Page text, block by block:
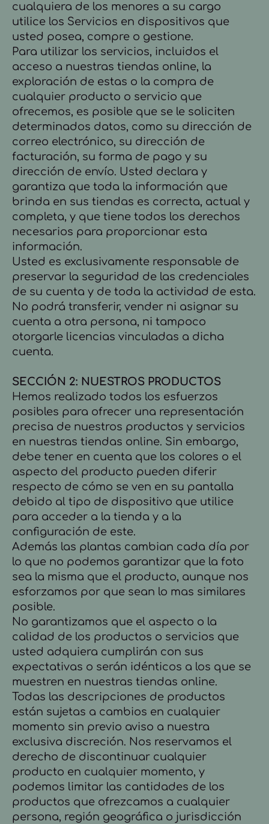
cualquiera de los menores a su cargo
utilice los Servicios en dispositivos que
usted posea, compre o gestione.
Para utilizar los servicios, incluidos el
acceso a nuestras tiendas online, la
exploración de estas o la compra de
cualquier producto o servicio que
ofrecemos, es posible que se le soliciten
determinados datos, como su dirección de
correo electrónico, su dirección de
facturación, su forma de pago y su
dirección de envío. Usted declara y
garantiza que toda la información que
brinda en sus tiendas es correcta, actual y
completa, y que tiene todos los derechos
necesarios para proporcionar esta
información.
Usted es exclusivamente responsable de
preservar la seguridad de las credenciales
de su cuenta y de toda la actividad de esta.
No podrá transferir, vender ni asignar su
cuenta a otra persona, ni tampoco
otorgarle licencias vinculadas a dicha
cuenta.
SECCIÓN 2: NUESTROS PRODUCTOS
Hemos realizado todos los esfuerzos
posibles para ofrecer una representación
precisa de nuestros productos y servicios
en nuestras tiendas online. Sin embargo,
debe tener en cuenta que los colores o el
aspecto del producto pueden diferir
respecto de cómo se ven en su pantalla
debido al tipo de dispositivo que utilice
para acceder a la tienda y a la
configuración de este.
Además las plantas cambian cada día por
lo que no podemos garantizar que la foto
sea la misma que el producto, aunque nos
esforzamos por que sean lo mas similares
posible.
No garantizamos que el aspecto o la
calidad de los productos o servicios que
usted adquiera cumplirán con sus
expectativas o serán idénticos a los que se
muestren en nuestras tiendas online.
Todas las descripciones de productos
están sujetas a cambios en cualquier
momento sin previo aviso a nuestra
exclusiva discreción. Nos reservamos el
derecho de discontinuar cualquier
producto en cualquier momento, y
podemos limitar las cantidades de los
productos que ofrezcamos a cualquier
persona, región geográfica o jurisdicción